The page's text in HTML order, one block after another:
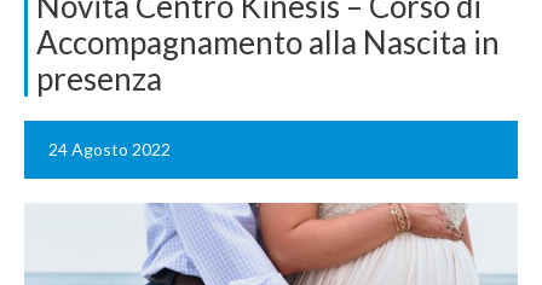
Accompagnamento alla Nascita in
presenza
24 Agosto 2022